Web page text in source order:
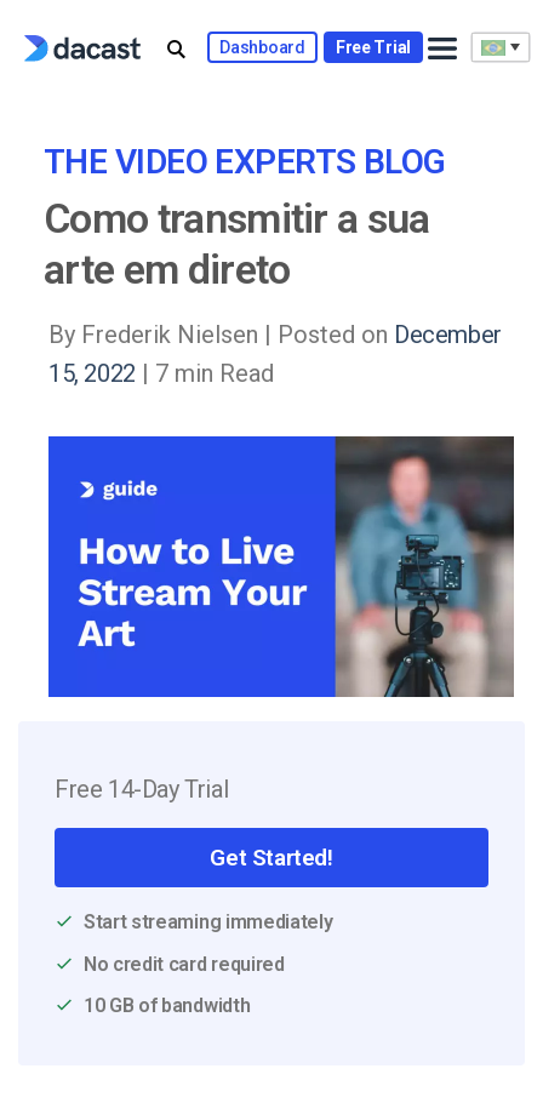
Dashboard Free Trial
THE VIDEO EXPERTS BLOG
Como transmitir a sua
arte em direto
By Frederik Nielsen | Posted on December
15, 2022 | 7 min Read
Free 14-Day Trial
Get Started!
Start streaming immediately
No credit card required
10 GB of bandwidth